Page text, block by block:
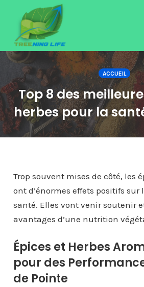
Skip
content
ACCUEIL
Top 8 des
herbes pour la
Trop souvent mises de côté, les
ont d’énormes effets positifs sur
santé. Elles vont venir soutenir
avantages d’une nutrition
Épices et Herbes
pour des
de Pointe